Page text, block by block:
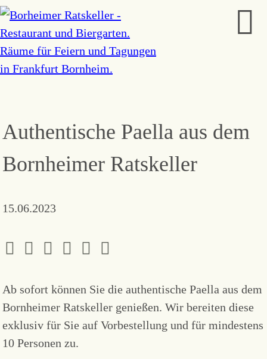
Authentische Paella aus dem
Bornheimer Ratskeller
15.06.2023
Ab sofort können Sie die authentische Paella aus dem
Bornheimer Ratskeller genießen. Wir bereiten diese
exklusiv für Sie auf Vorbestellung und für mindestens
10 Personen zu.